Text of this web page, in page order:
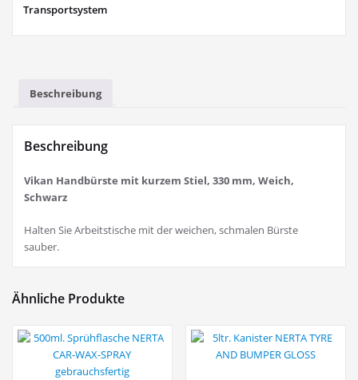
Transportsystem
Beschreibung
Beschreibung
Vikan Handbürste mit kurzem Stiel, 330 mm, Weich,
Schwarz
Halten Sie Arbeitstische mit der weichen, schmalen Bürste
sauber.
Ähnliche Produkte